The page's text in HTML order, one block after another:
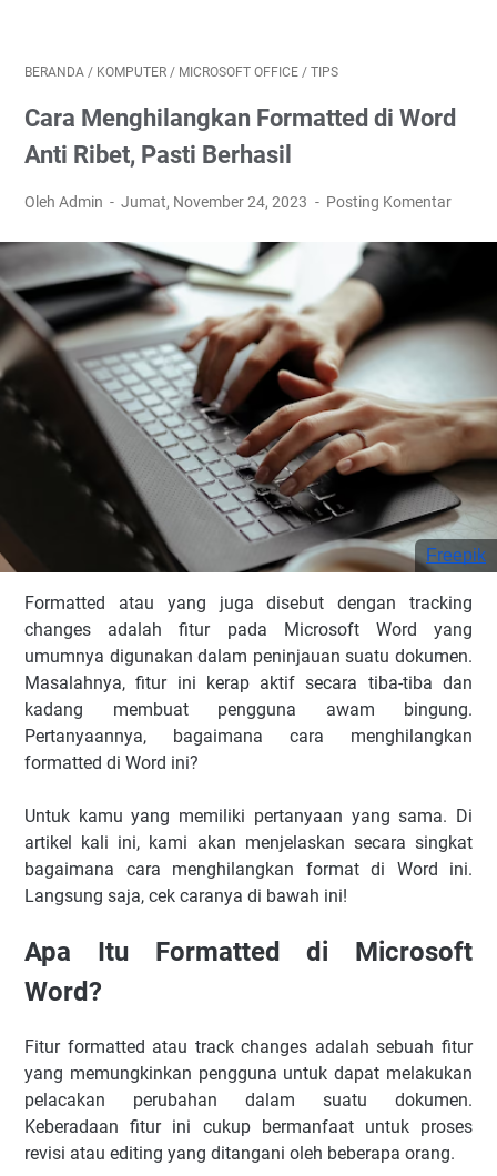
BERANDA / KOMPUTER / MICROSOFT OFFICE / TIPS
Cara Menghilangkan Formatted di Word
Anti Ribet, Pasti Berhasil
Oleh Admin Jumat, November 24, 2023 Posting Komentar
Freepik
Formatted atau yang juga disebut dengan tracking
changes adalah fitur pada Microsoft Word yang
umumnya digunakan dalam peninjauan suatu dokumen.
Masalahnya, fitur ini kerap aktif secara tiba-tiba dan
kadang membuat pengguna awam bingung.
Pertanyaannya, bagaimana cara menghilangkan
formatted di Word ini?
Untuk kamu yang memiliki pertanyaan yang sama. Di
artikel kali ini, kami akan menjelaskan secara singkat
bagaimana cara menghilangkan format di Word ini.
Langsung saja, cek caranya di bawah ini!
Apa Itu Formatted di Microsoft
Word?
Fitur formatted atau track changes adalah sebuah fitur
yang memungkinkan pengguna untuk dapat melakukan
pelacakan perubahan dalam suatu dokumen.
Keberadaan fitur ini cukup bermanfaat untuk proses
revisi atau editing yang ditangani oleh beberapa orang.